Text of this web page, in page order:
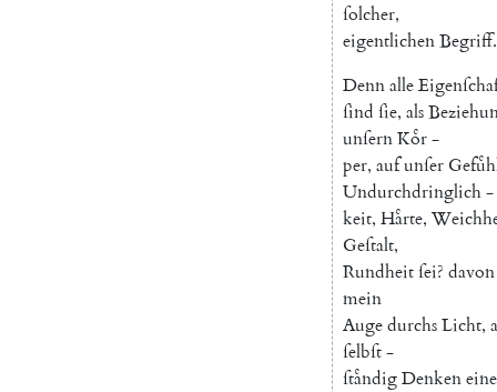
ſolcher,
eigentlichenBegriff.
Dennalle
ſind ſie, als
unſernKoͤr-
per, aufunſer
Undurchdringlich-
keit, Haͤrte,
Geſtalt,
Rundheitſei? davon
mein
AugedurchsLicht,
ſelbſt-
ſtaͤndigDenken